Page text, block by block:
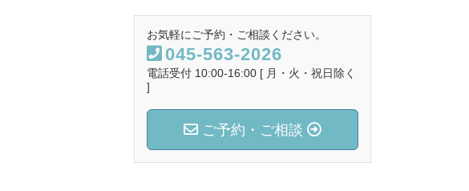
お気軽にご予約・ご相談ください。
045-563-2026
電話受付 10:00-16:00 [ 月・火・祝日除く
]
ご予約・ご相談